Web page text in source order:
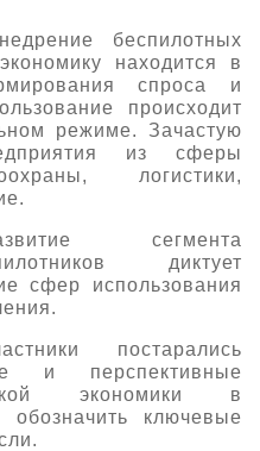
беспилотных
находится в
спроса и
происходит
режиме. Зачастую
из сферы
логистики,
сегмента
диктует
сфер использования
постарались
и перспективные
экономики в
ключевые